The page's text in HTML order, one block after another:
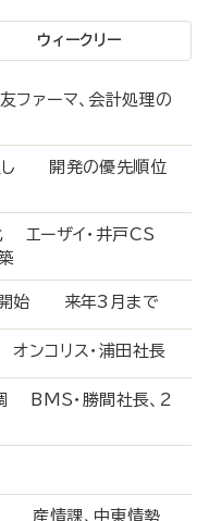
ウィークリー
ァーマ、会計処理の
直し 開発の優先順位
エーザイ・井戸CS
う開始 来年3月まで
コリス・浦田社長
BMS・勝間社長、2
産情課、中東情勢